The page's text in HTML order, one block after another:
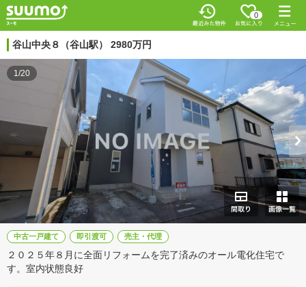
0
谷山中央８（谷山駅） 2980万円
1/20
中古一戸建て 即引渡可 売主・代理
２０２５年８月に全面リフォームを完了済みのオール電化住宅で
す。室内状態良好